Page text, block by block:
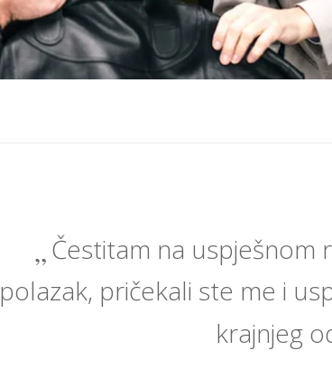
Čestitam na uspješnom
polazak, pričekali ste me i
krajnjeg